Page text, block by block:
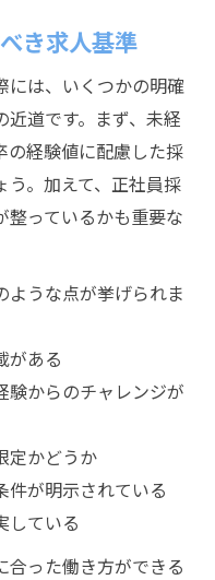
き求人基準
には、いくつかの明確
道です。まず、未経
の経験値に配慮した採
。加えて、正社員採
整っているかも重要な
ような点が挙げられま
がある
験からのチャレンジが
定かどうか
件が明示されている
している
合った働き方ができる